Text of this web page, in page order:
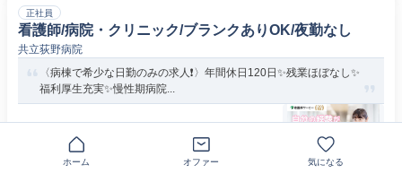
正社員
看護師/病院・クリニック/ブランクありOK/夜勤なし
共立荻野病院
〈病棟で希少な日勤のみの求人❗️〉年間休日120日✨残業ほぼなし✨
福利厚生充実✨慢性期病院...
愛知県豊川市三上町
月給21万6500円～24万6500円
【応募資格】 正看護師 【メリット】 #長期 #学歴不問 #経験
ホーム オファー 気になる